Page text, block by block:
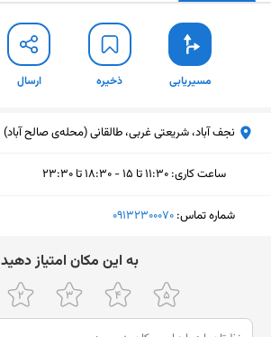
مسیریابی ذخیره ارسال
نجف آباد، شریعتی غربی، طالقانی (محله‌ی صالح آباد)
ساعت کاری: ۱۱:۳۰ تا ۱۵ - ۱۸:۳۰ تا ۲۳:۳۰
دوشنبه (امروز)
۱۱:۳۰ تا ۱۵ - ۱۸:۳۰ تا ۲۳:۳۰
پنجشنبه
۱۱:۳۰ تا ۱۵ - ۱۸:۳۰ تا ۲۳:۳۰
شماره تماس: ‎09132300070
ﺑﻪ اﯾﻦ ﻣﮑﺎن اﻣﺘﯿﺎز دﻫﯿﺪ